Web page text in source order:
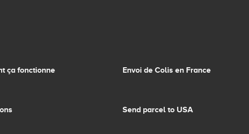
ça fonctionne Envoi de Colis en France
Send parcel to USA